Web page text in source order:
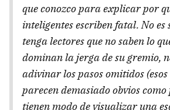
que conozco para explicar por
inteligentes escriben fatal. No es
tenga lectores que no saben lo
dominan la jerga de su gremio,
adivinar los pasos omitidos
parecen demasiado obvios
tienen modo de visualizar una